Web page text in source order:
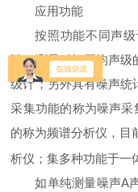
应用功能
按照功能不同声
计；测量时间平均声
级计；另外具有噪声统
采集功能的称为噪声
的称为频谱分析仪，目
析仪；集多种功能于一
如单纯测量噪声A